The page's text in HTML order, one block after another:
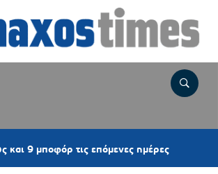
τις επόμενες ημέρες 3 ώρες